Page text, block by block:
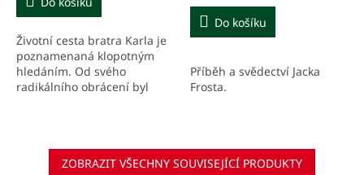
Životní cesta bratra Karla je
poznamenaná klopotným
hledáním. Od svého
radikálního obrácení byl
Do košíku
Příběh a svědectví Jacka
Frosta.
ZOBRAZIT VŠECHNY SOUVISEJÍCÍ PRODUKTY